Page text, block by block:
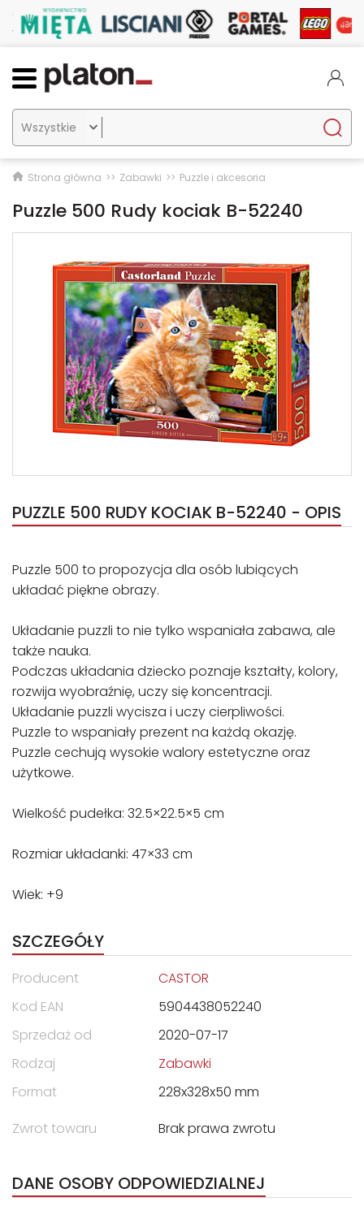

Strona główna Zabawki Puzzle i akcesoria
Puzzle 500 Rudy kociak B-52240
PUZZLE 500 RUDY KOCIAK B-52240 - OPIS
Puzzle 500 to propozycja dla osób lubiących
układać piękne obrazy.
Układanie puzzli to nie tylko wspaniała zabawa, ale
także nauka.
Podczas układania dziecko poznaje kształty, kolory,
rozwija wyobraźnię, uczy się koncentracji.
Układanie puzzli wycisza i uczy cierpliwości.
Puzzle to wspaniały prezent na każdą okazję.
Puzzle cechują wysokie walory estetyczne oraz
użytkowe.
Wielkość pudełka: 32.5×22.5×5 cm
Rozmiar układanki: 47×33 cm
Wiek: +9
SZCZEGÓŁY
Producent
CASTOR
Kod EAN
5904438052240
Sprzedaż od
2020-07-17
Rodzaj
Zabawki
Format
228x328x50 mm
Zwrot towaru
Brak prawa zwrotu
DANE OSOBY ODPOWIEDZIALNEJ